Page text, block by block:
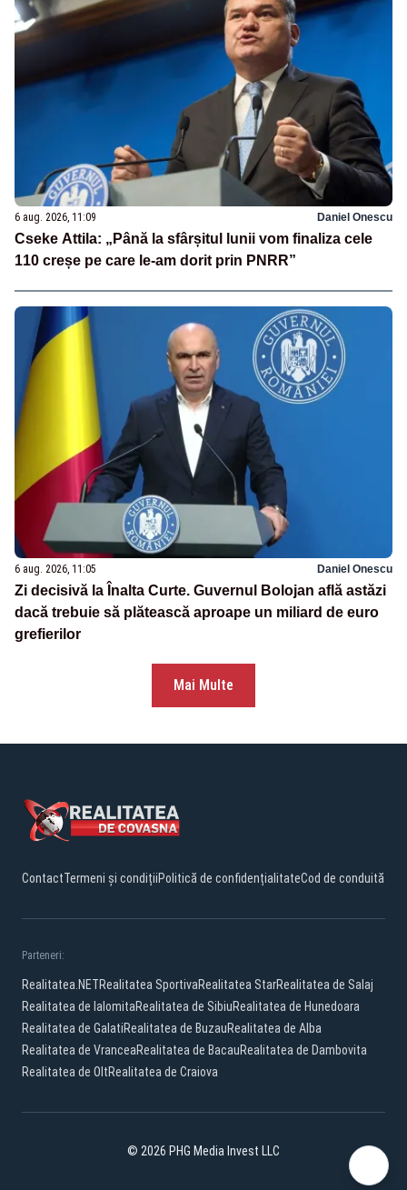
6 aug. 2026, 11:09 Daniel Onescu
Cseke Attila: „Până la sfârșitul lunii vom finaliza cele
110 creșe pe care le-am dorit prin PNRR”
6 aug. 2026, 11:05 Daniel Onescu
Zi decisivă la Înalta Curte. Guvernul Bolojan află astăzi
dacă trebuie să plătească aproape un miliard de euro
grefierilor
Mai Multe
ContactTermeni și condițiiPolitică de confidențialitateCod de conduită
Parteneri:
Realitatea.NETRealitatea SportivaRealitatea StarRealitatea de Salaj
Realitatea de IalomitaRealitatea de SibiuRealitatea de Hunedoara
Realitatea de GalatiRealitatea de BuzauRealitatea de Alba
Realitatea de VranceaRealitatea de BacauRealitatea de Dambovita
Realitatea de OltRealitatea de Craiova
© 2026 PHG Media Invest LLC